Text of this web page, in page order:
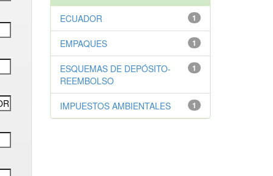
1
ECUADOR
1
EMPAQUES
1
ESQUEMAS DE DEPÓSITO-
REEMBOLSO
1
IMPUESTOS AMBIENTALES